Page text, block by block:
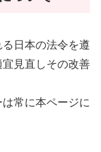
日本の法令を遵
見直しその改善
常に本ページに